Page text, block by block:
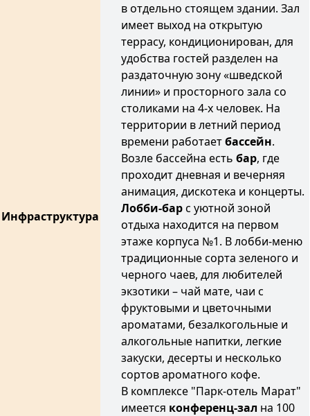
Инфраструктура
в отдельно стоящем здании. Зал
имеет выход на открытую
террасу, кондиционирован, для
удобства гостей разделен на
раздаточную зону «шведской
линии» и просторного зала со
столиками на 4-х человек. На
территории в летний период
времени работаетбассейн.
Возле бассейна есть бар, где
проходит дневная и вечерняя
анимация, дискотека и концерты.
Лобби-барс уютной зоной
отдыха находится на первом
этаже корпуса №1. В лобби-меню
традиционные сорта зеленого и
черного чаев, для любителей
экзотики – чай мате, чаи с
фруктовыми и цветочными
ароматами, безалкогольные и
алкогольные напитки, легкие
закуски, десерты и несколько
сортов ароматного кофе.
В комплексе "Парк-отель Марат"
имеется конференц-зал на 100